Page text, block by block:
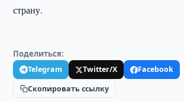
страну.
Поделиться:
Telegram Twitter/X
Facebook
Скопировать ссылку